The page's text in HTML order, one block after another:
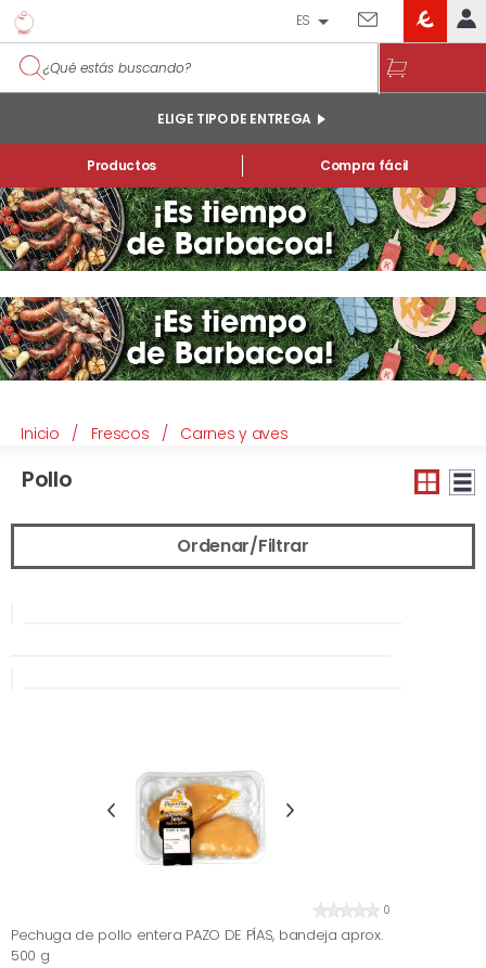
MI CUENTA
Pedidos online
Mis productos comprados en tienda y online
Listas
INFORMACIÓN GENERAL
ES
CLUB
Productos
ELIGE TIPO DE ENTREGA
Compra fácil
Inicio / Frescos / Carnes y aves
Pollo
Ordenar/Filtrar
0
Pechuga de pollo entera PAZO DE PÍAS, bandeja aprox.
500 g